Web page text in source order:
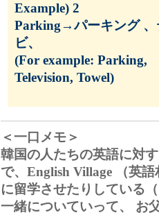
Example) 2
Parking→パーキング 、
ビ、
(For example: Parking,
Television, Towel)
＜一口メモ＞
韓国の人たちの英語に対
で、English Village （英
に留学させたりしている
一緒についていって、 お